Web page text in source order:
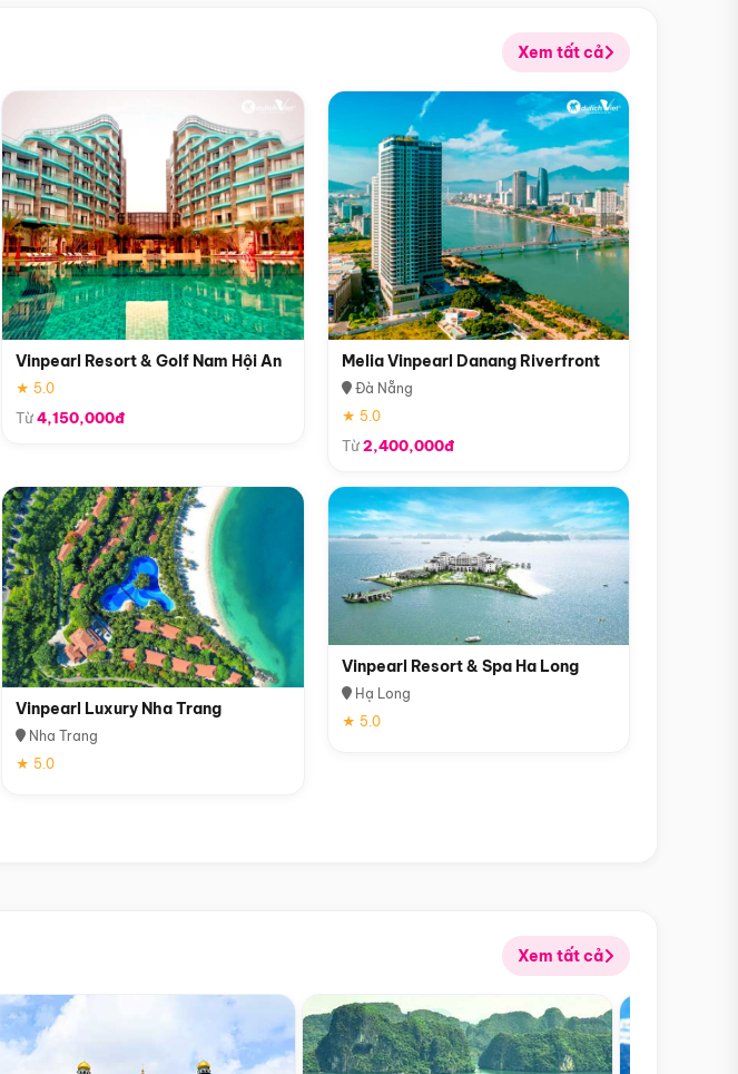
Xem tất cả
Vinpearl Resort & Golf Nam Hội An
★ 5.0
Từ4,150,000đ
Melia Vinpearl Danang Riverfront
Đà Nẵng
★ 5.0
Từ2,400,000đ
Vinpearl Luxury Nha Trang
Nha Trang
★ 5.0
Vinpearl Resort & Spa Ha Long
Hạ Long
★ 5.0
Xem tất cả